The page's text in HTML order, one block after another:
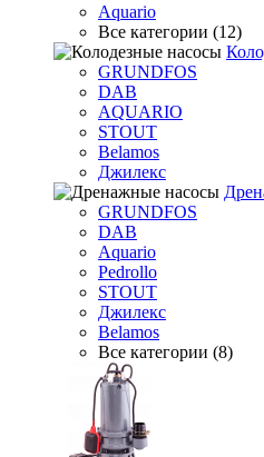
Aquario
Все категории (12)
GRUNDFOS
DAB
AQUARIO
STOUT
Belamos
Джилекс
GRUNDFOS
DAB
Aquario
Pedrollo
STOUT
Джилекс
Belamos
Все категории (8)